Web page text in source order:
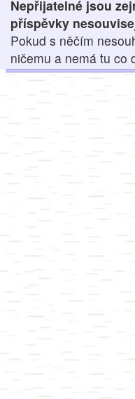
Nepřijatelné jsou
příspěvky
Pokud s něčím
ničemu a nemá tu co